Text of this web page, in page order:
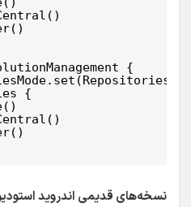
{
{
نسخه‌های قدیمی اندروید